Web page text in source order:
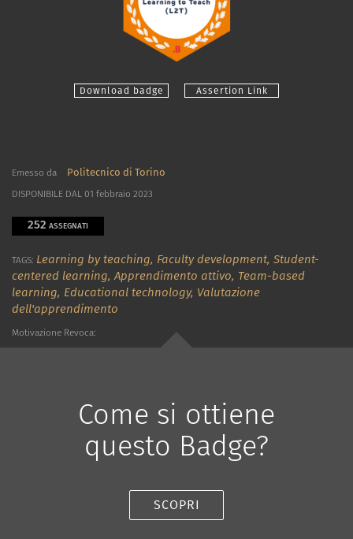
Download badge Assertion Link
Emesso da Politecnico di Torino
DISPONIBILE DAL 01 febbraio 2023
252 ASSEGNATI
TAGS: Learning by teaching, Faculty development, Student-
centered learning,Apprendimento attivo, Team-based
learning, Educational technology, Valutazione
dell'apprendimento
Motivazione Revoca:
Come si ottiene
questo Badge?
SCOPRI